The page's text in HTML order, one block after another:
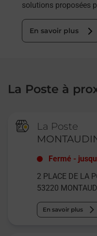
solutions proposées
En savoir plus
La Poste à
La Poste
Fermé -
2 PLACE DE LA
53220
En savoir plus